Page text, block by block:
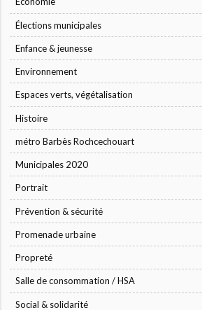
Élections municipales
Enfance & jeunesse
Environnement
Espaces verts, végétalisation
Histoire
métro Barbès Rochcechouart
Municipales 2020
Portrait
Prévention & sécurité
Promenade urbaine
Propreté
Salle de consommation / HSA
Social & solidarité